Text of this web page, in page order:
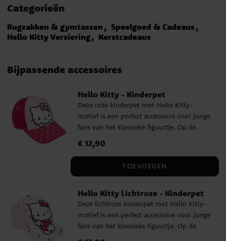
Categorieën
Rugzakken & gymtassen
Speelgoed & Cadeaus
Hello Kitty Versiering
Kerstcadeaus
Bijpassende accessoires
Hello Kitty - Kinderpet
Deze roze kinderpet met Hello Kitty-
motief is een perfect accessoire voor jonge
fans van het klassieke figuurtje. Op de
iconische stijl, en de stippenprint op de
uitstraling – ideaal voor zowel dagelijks
van een zachte en slijtvaste katoen-
polyestermix. De omtrek is ca. 53 cm en
hij is verstelbaar aan de achterkant –
geschikt voor kinderen van ongeveer 4 tot
6 jaar. Een officieel gelicentieerd product
Prijs :€ 12,90
€ 12,90
TOEVOEGEN
Hello Kitty Lichtroze - Kinderpet
Deze lichtroze kinderpet met Hello Kitty-
motief is een perfect accessoire voor jonge
fans van het klassieke figuurtje. Op de